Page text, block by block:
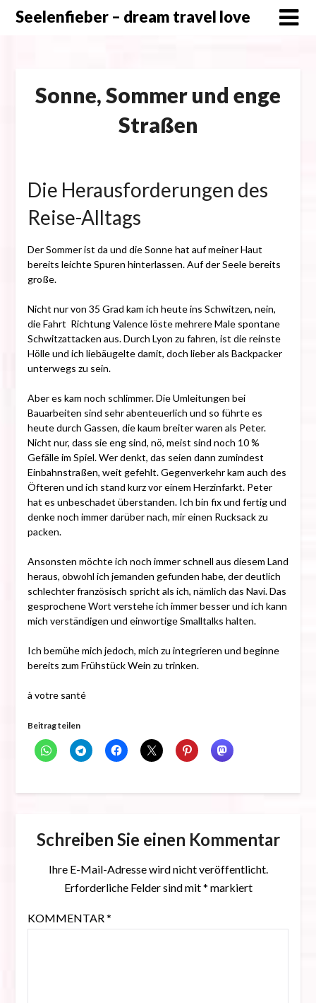
SkipSeelenfieber – dream travel love
Sonne, Sommer und enge
Straßen
12.
Die Herausforderungen des
Reise-Alltags
Der Sommer ist da und die Sonne hat auf meiner Haut
bereits leichte Spuren hinterlassen. Auf der Seele bereits
große.
Nicht nur von 35 Grad kam ich heute ins Schwitzen, nein,
die Fahrt Richtung Valence löste mehrere Male spontane
Schwitzattacken aus. Durch Lyon zu fahren, ist die reinste
Hölle und ich liebäugelte damit, doch lieber als Backpacker
unterwegs zu sein.
Aber es kam noch schlimmer. Die Umleitungen bei
Bauarbeiten sind sehr abenteuerlich und so führte es
heute durch Gassen, die kaum breiter waren als Peter.
Nicht nur, dass sie eng sind, nö, meist sind noch 10 %
Gefälle im Spiel. Wer denkt, das seien dann zumindest
Einbahnstraßen, weit gefehlt. Gegenverkehr kam auch des
Öfteren und ich stand kurz vor einem Herzinfarkt. Peter
hat es unbeschadet überstanden. Ich bin fix und fertig und
denke noch immer darüber nach, mir einen Rucksack zu
packen.
Ansonsten möchte ich noch immer schnell aus diesem Land
heraus, obwohl ich jemanden gefunden habe, der deutlich
schlechter französisch spricht als ich, nämlich das Navi. Das
gesprochene Wort verstehe ich immer besser und ich kann
mich verständigen und einwortige Smalltalks halten.
Ich bemühe mich jedoch, mich zu integrieren und beginne
bereits zum Frühstück Wein zu trinken.
à votre santé
Beitrag teilen
Schreiben Sie einen Kommentar
Ihre E-Mail-Adresse wird nicht veröffentlicht.
Erforderliche Felder sind mit* markiert
KOMMENTAR*